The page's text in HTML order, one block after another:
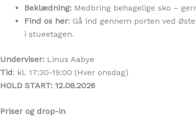
Beklædning: Medbring behagelige sko –
Find os her: Gå ind gennem porten ved
i stueetagen.
Underviser: Linus Aabye
Tid: kl. 17:30-19:00 (Hver onsdag)
HOLD START: 12.08.2026
Priser og drop-in